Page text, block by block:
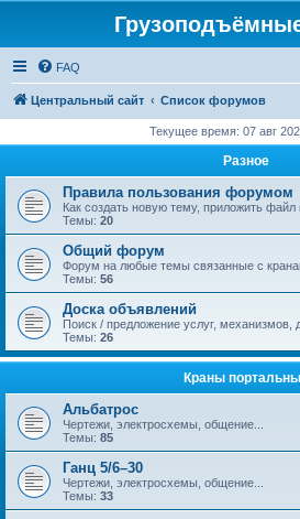
FAQ
Центральный сайт Список форумов
Текущее время: 07 авг
Разное
Правила пользования форумом
Как создать новую тему, приложить файл
Темы: 20
Общий форум
Форум на любые темы связанные с
Темы: 56
Доска объявлений
Поиск / предложение услуг, механизмов,
Темы: 26
Краны
Альбатрос
Чертежи, электросхемы, общение...
Темы: 85
Ганц 5/6–30
Чертежи, электросхемы, общение...
Темы: 33